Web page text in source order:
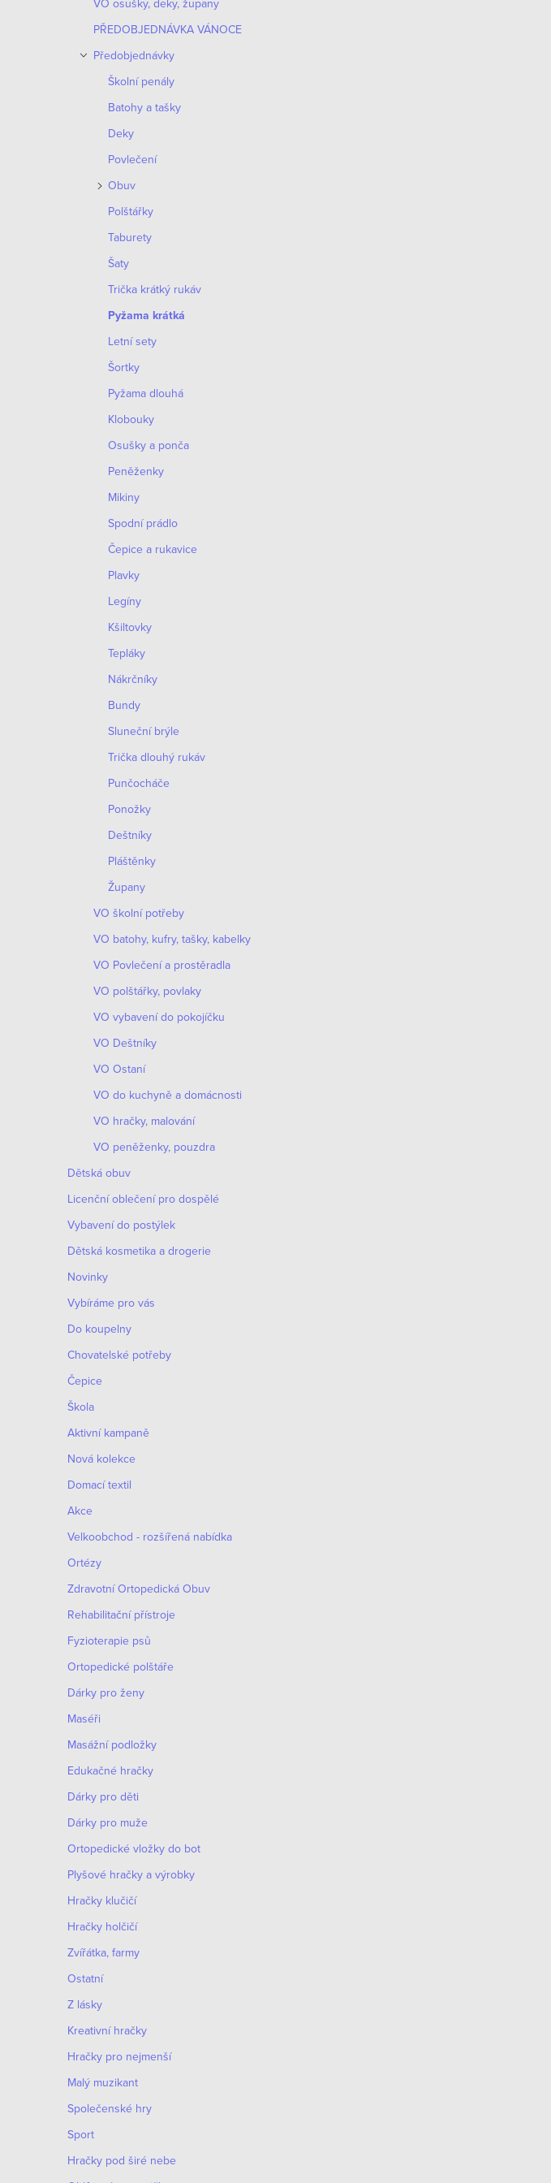
VO osušky, deky, župany
PŘEDOBJEDNÁVKA VÁNOCE
Předobjednávky
Školní penály
Batohy a tašky
Deky
Povlečení
Obuv
Polštářky
Taburety
Šaty
Trička krátký rukáv
Pyžama krátká
Letní sety
Šortky
Pyžama dlouhá
Klobouky
Osušky a ponča
Peněženky
Mikiny
Spodní prádlo
Čepice a rukavice
Plavky
Legíny
Kšiltovky
Tepláky
Nákrčníky
Bundy
Sluneční brýle
Trička dlouhý rukáv
Punčocháče
Ponožky
Deštníky
Pláštěnky
Župany
VO školní potřeby
VO batohy, kufry, tašky, kabelky
VO Povlečení a prostěradla
VO polštářky, povlaky
VO vybavení do pokojíčku
VO Deštníky
VO Ostaní
VO do kuchyně a domácnosti
VO hračky, malování
VO peněženky, pouzdra
Dětská obuv
Licenční oblečení pro dospělé
Vybavení do postýlek
Dětská kosmetika a drogerie
Novinky
Vybíráme pro vás
Do koupelny
Chovatelské potřeby
Čepice
Škola
Aktivní kampaně
Nová kolekce
Domací textil
Akce
Velkoobchod - rozšířená nabídka
Ortézy
Zdravotní Ortopedická Obuv
Rehabilitační přístroje
Fyzioterapie psů
Ortopedické polštáře
Dárky pro ženy
Maséři
Masážní podložky
Edukačné hračky
Dárky pro děti
Dárky pro muže
Оrtopedické vložky do bot
Plyšové hračky a výrobky
Hračky klučičí
Hračky holčičí
Zvířátka, farmy
Ostatní
Z lásky
Kreativní hračky
Hračky pro nejmenší
Malý muzikant
Společenské hry
Sport
Hračky pod širé nebe